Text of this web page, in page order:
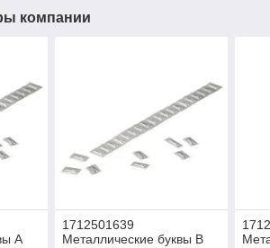
компании
А
1712501639
Металлические буквы В